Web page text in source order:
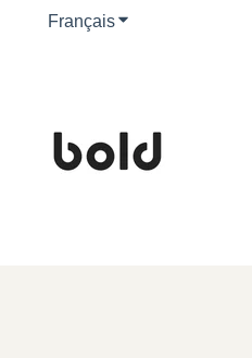
FrançaisAfficher le sous-